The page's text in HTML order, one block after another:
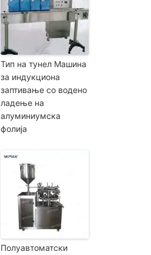
Тип на тунел Машина
за индукциона
заптивање со водено
ладење на
алуминиумска
фолија
Полуавтоматски